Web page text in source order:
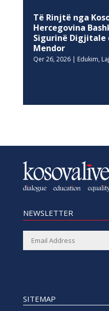
Të Rinjtë nga
Hercegovina
Sigurinë Digjitale
Mendor
Qer 26, 2026| Edukim,
NEWSLETTER
SITEMAP